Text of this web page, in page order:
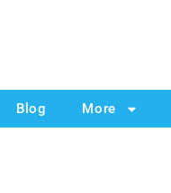
Blog More